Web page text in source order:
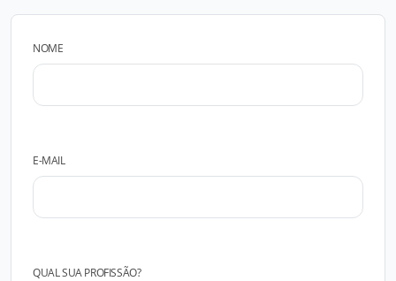
NOME
E-MAIL
QUAL SUA PROFISSÃO?